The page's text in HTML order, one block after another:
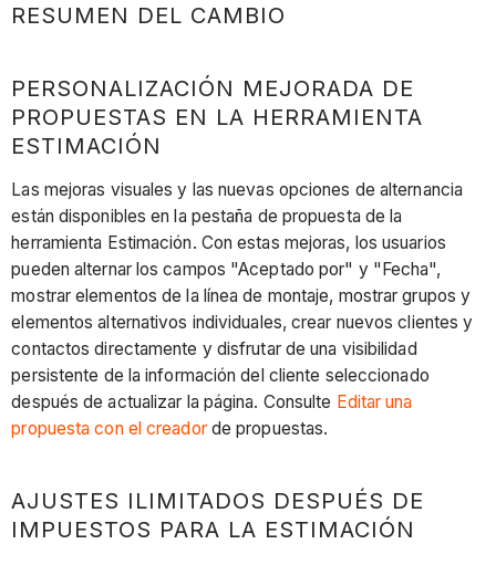
RESUMEN DEL CAMBIO
PERSONALIZACIÓN MEJORADA DE
PROPUESTAS EN LA HERRAMIENTA
ESTIMACIÓN
Las mejoras visuales y las nuevas opciones de alternancia
están disponibles en la pestaña de propuesta de la
herramienta Estimación. Con estas mejoras, los usuarios
pueden alternar los campos "Aceptado por" y "Fecha",
mostrar elementos de la línea de montaje, mostrar grupos y
elementos alternativos individuales, crear nuevos clientes y
contactos directamente y disfrutar de una visibilidad
persistente de la información del cliente seleccionado
después de actualizar la página. Consulte Editar una
propuesta con el creadorde propuestas.
AJUSTES ILIMITADOS DESPUÉS DE
IMPUESTOS PARA LA ESTIMACIÓN